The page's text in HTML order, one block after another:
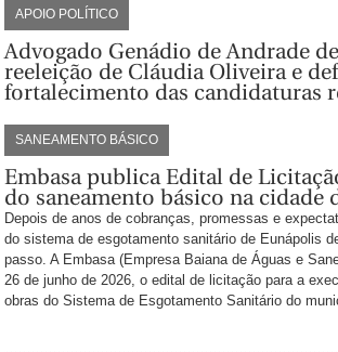
APOIO POLÍTICO
Advogado Genádio de Andrade
reeleição de Cláudia Oliveira e
fortalecimento das candidaturas
SANEAMENTO BÁSICO
Embasa publica Edital de
do saneamento básico na cidade
Depois de anos de cobranças, promessas e
do sistema de esgotamento sanitário de Eunápolis
passo. A Embasa (Empresa Baiana de Águas e
26 de junho de 2026, o edital de licitação para a
obras do Sistema de Esgotamento Sanitário do